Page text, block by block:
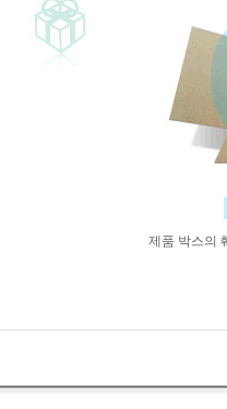
제품 박스의